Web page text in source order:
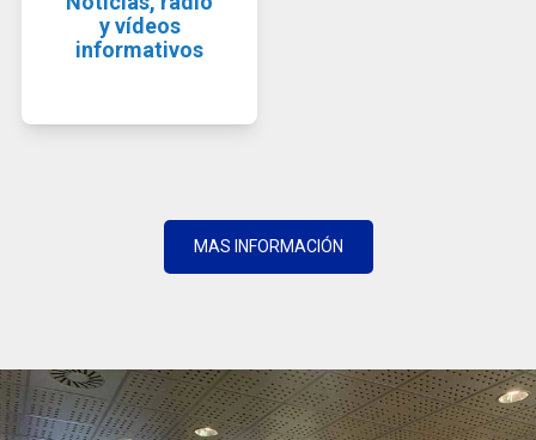
y vídeos
informativos
MAS INFORMACIÓN